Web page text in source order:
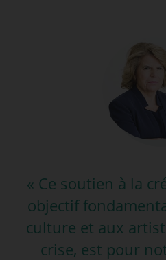
« Ce soutien à la
objectif
culture et aux
crise, est pour